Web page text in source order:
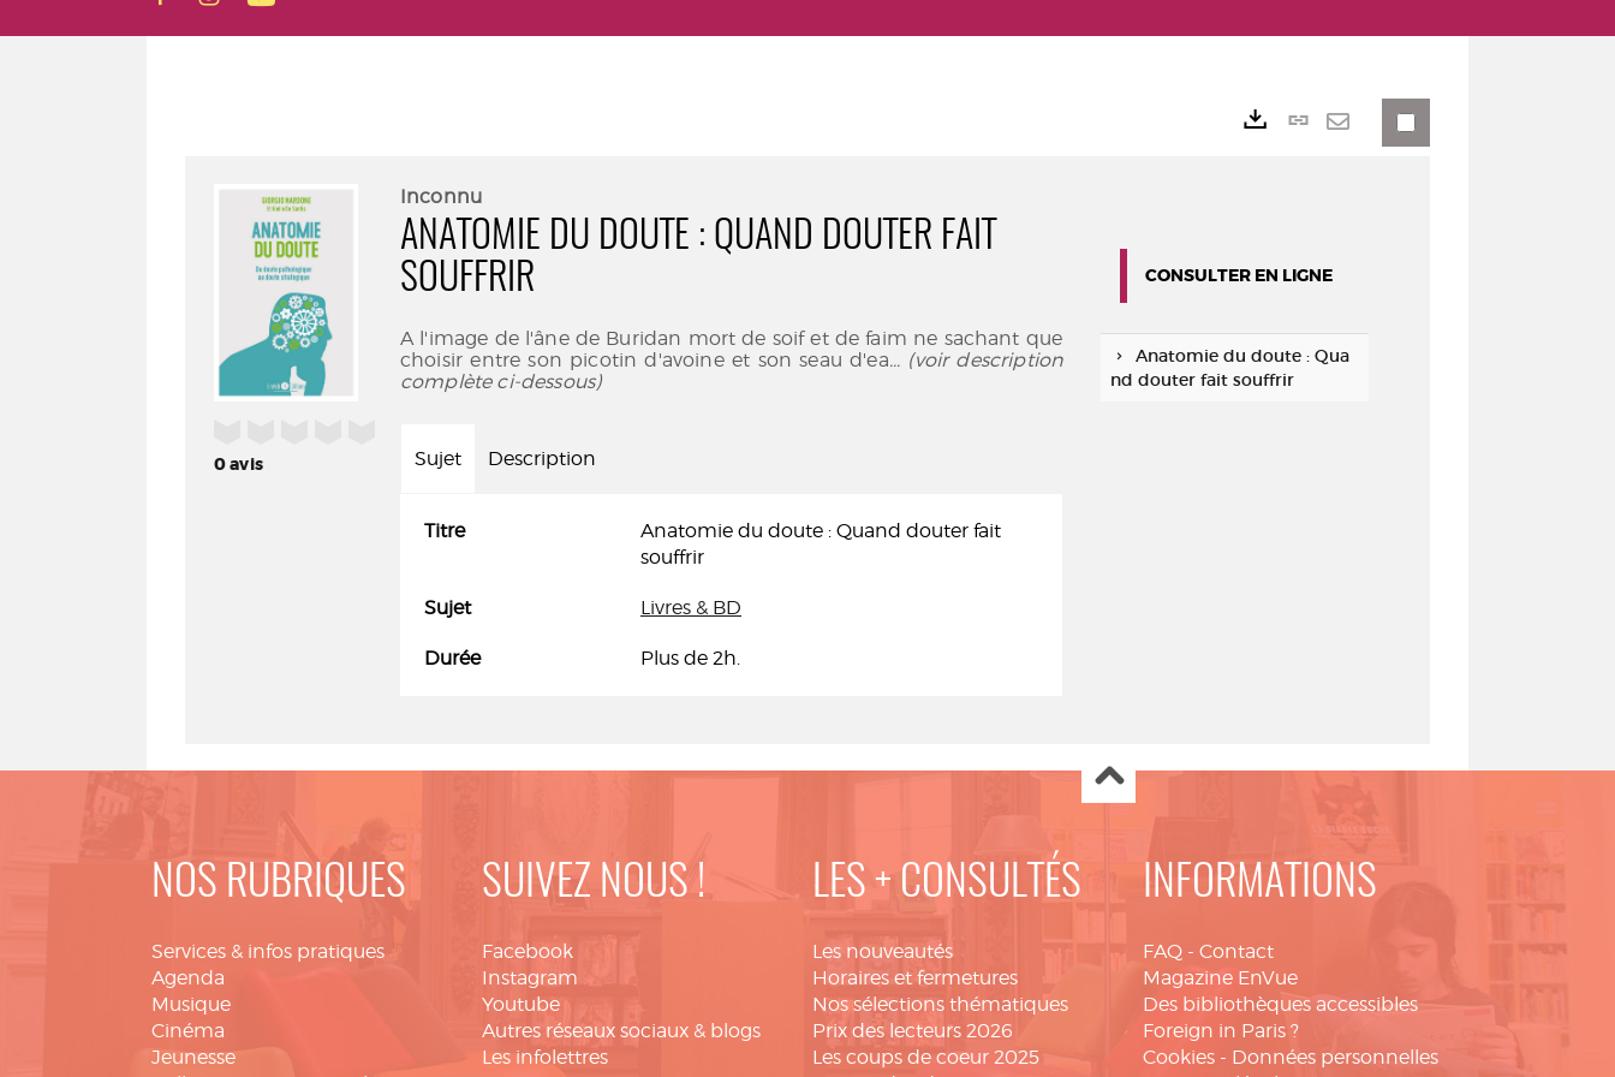
0avis
Inconnu
ANATOMIE DU DOUTE : QUAND DOUTER FAIT
SOUFFRIR
A l'image de l'âne de Buridan mort de soif et de faim ne sachant que
choisir entre son picotin d'avoine et son seau d'ea... (voir description
complète ci-dessous)
Sujet Description
Titre
Anatomie du doute : Quand douter fait
souffrir
Sujet Livres & BD
Durée Plus de 2h.
Lien
CONSULTER EN LIGNE
Anatomie du doute : Qua
nd douter fait souffrir
NOS RUBRIQUES
Services & infos pratiques
Agenda
Musique
Cinéma
Jeunesse
SUIVEZ NOUS !
Facebook
Instagram
Youtube
Autres réseaux sociaux & blogs
Les infolettres
LES + CONSULTÉS
Les nouveautés
Horaires et fermetures
Nos sélections thématiques
Prix des lecteurs 2026
Les coups de coeur 2025
INFORMATIONS
FAQ - Contact
Magazine EnVue
Des bibliothèques accessibles
Foreign in Paris ?
Cookies - Données personnelles